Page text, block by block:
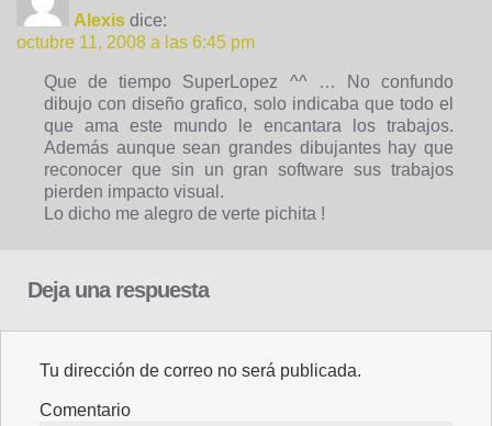
Alexis dice:
octubre 11, 2008 a las 6:45 pm
Que de tiempo SuperLopez ^^ … No confundo
dibujo con diseño grafico, solo indicaba que todo el
que ama este mundo le encantara los trabajos.
Además aunque sean grandes dibujantes hay que
reconocer que sin un gran software sus trabajos
pierden impacto visual.
Lo dicho me alegro de verte pichita !
Deja una respuesta
Tu dirección de correo no será publicada.
Comentario